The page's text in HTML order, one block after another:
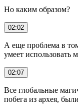
Но каким образом?
02:02
А еще проблема в
умеет использовать
02:07
Все глобальные
побега из архея,